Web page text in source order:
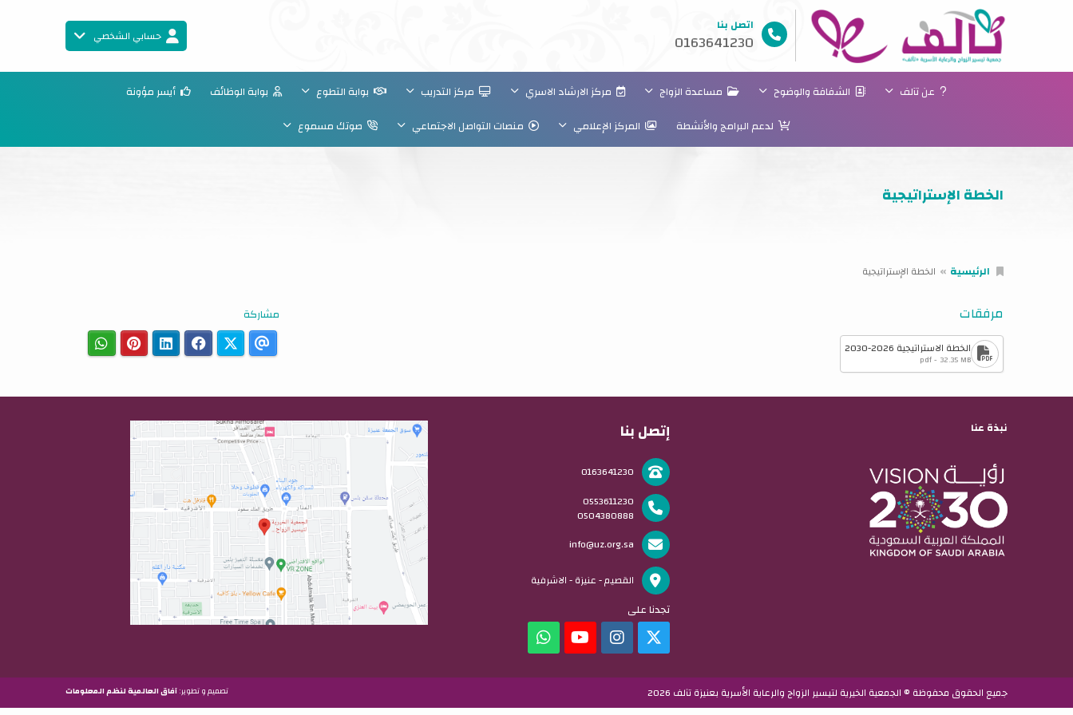
اتصل بنا
0163641230 حسابي الشخصي
عن تآلف الشفافة والوضوح مساعدة الزواج مركز الارشاد الاسري مركز التدريب بوابة التطوع بوابة الوظائف
أيسر مؤونة
لدعم البرامج والأنشطة
المركز الإعلامي منصات التواصل الاجتماعي صوتك مسموع
الخطة الإستراتيجية
الرئيسية الخطة الإستراتيجية
مرفقات
الخطة الاستراتيجية 2026-2030
pdf - 32.35 MB
مشاركة
نبذة عنا إتصل بنا
0163641230
0553611230
0504380888
info@uz.org.sa
القصيم - عنيزة - الاشرفية
تجدنا على
جميع الحقوق محفوظة © الجمعية الخيرية لتيسير الزواج والرعاية الأسرية بعنيزة تآلف 2026 تصميم و تطوير:آفاق العالمية لنظم المعلومات